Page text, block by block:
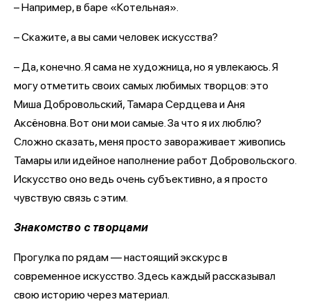
– Например, в баре «Котельная».
– Скажите, а вы сами человек искусства?
– Да, конечно. Я сама не художница, но я увлекаюсь. Я
могу отметить своих самых любимых творцов: это
Миша Добровольский, Тамара Сердцева и Аня
Аксёновна. Вот они мои самые. За что я их люблю?
Сложно сказать, меня просто завораживает живопись
Тамары или идейное наполнение работ Добровольского.
Искусство оно ведь очень субъективно, а я просто
чувствую связь с этим.
Знакомство с творцами
Прогулка по рядам — настоящий экскурс в
современное искусство. Здесь каждый рассказывал
свою историю через материал.